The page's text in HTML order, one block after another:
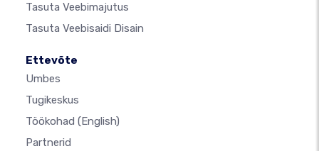
Tasuta Veebimajutus
Tasuta Veebisaidi Disain
Ettevõte
Umbes
Tugikeskus
Töökohad (English)
Partnerid